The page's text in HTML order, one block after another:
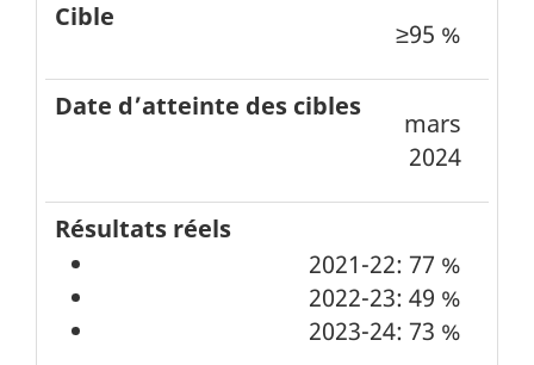
Date
d’atteinte
Résultats
réels
≥95 %
mars
2024
2021-22: 77 %
2022-23: 49 %
2023-24: 73 %